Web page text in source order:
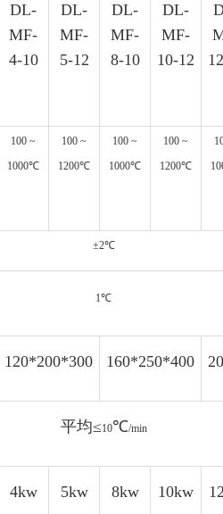
DL-
MF-
4-10
DL-
MF-
5-12
DL-
MF-
8-10
DL-
MF-
10-12
100 ~
1000℃
100 ~
1200℃
100 ~
1000℃
100 ~
1200℃
±2℃
1℃
120*200*300 160*250*400
平均≤10℃/min
4kw 5kw 8kw 10kw